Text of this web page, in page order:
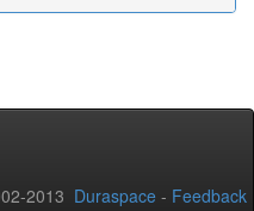
2013 Duraspace - Feedback